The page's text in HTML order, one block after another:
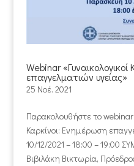
Webinar
επαγγελματιών υγείας»
25 Νοέ. 2021
Παρακολουθήστε το webinar
Καρκίνοι: Ενημέρωση
10/12/2021 – 18:00 – 19:00
Βιβιλάκη Βικτωρία,